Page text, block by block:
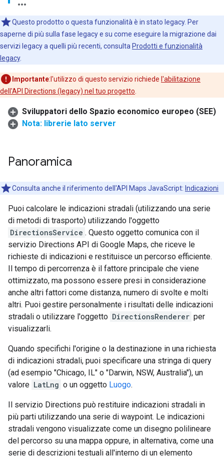
Questo prodotto o questa funzionalità è in stato legacy. Per
saperne di più sulla fase legacy e su come eseguire la migrazione dai
servizi legacy a quelli più recenti, consulta Prodotti e funzionalità
legacy.
Importante:l'utilizzo di questo servizio richiede l'abilitazione
dell'API Directions (legacy) nel tuo progetto.
Sviluppatori dello Spazio economico europeo (SEE)
Nota: librerie lato server
Panoramica
Consulta anche il riferimento dell'API Maps JavaScript: Indicazioni
Puoi calcolare le indicazioni stradali (utilizzando una serie
di metodi di trasporto) utilizzando l'oggetto
DirectionsService . Questo oggetto comunica con il
servizio Directions API di Google Maps, che riceve le
richieste di indicazioni e restituisce un percorso efficiente.
Il tempo di percorrenza è il fattore principale che viene
ottimizzato, ma possono essere presi in considerazione
anche altri fattori come distanza, numero di svolte e molti
altri. Puoi gestire personalmente i risultati delle indicazioni
stradali o utilizzare l'oggetto DirectionsRenderer per
visualizzarli.
Quando specifichi l'origine o la destinazione in una richiesta
di indicazioni stradali, puoi specificare una stringa di query
(ad esempio "Chicago, IL" o "Darwin, NSW, Australia"), un
valore LatLng o un oggetto Luogo.
Il servizio Directions può restituire indicazioni stradali in
più parti utilizzando una serie di waypoint. Le indicazioni
stradali vengono visualizzate come un disegno polilineare
del percorso su una mappa oppure, in alternativa, come una
serie di descrizioni testuali all'interno di un elemento